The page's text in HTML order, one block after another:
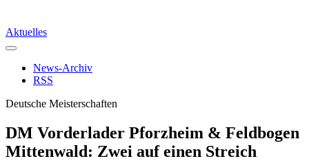
Aktuelles
News-Archiv
RSS
Deutsche Meisterschaften
DM Vorderlader Pforzheim & Feldbogen
Mittenwald: Zwei auf einen Streich